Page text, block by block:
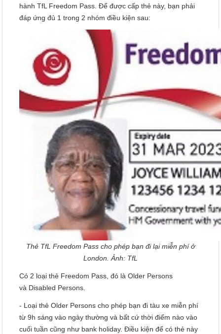
hành TfL Freedom Pass. Để được cấp thẻ này, bạn phải
đáp ứng đủ 1 trong 2 nhóm điều kiện sau:
Thẻ TfL Freedom Pass cho phép bạn đi lại miễn phí ở
London. Ảnh: TfL
Có 2 loại thẻ Freedom Pass, đó là Older Persons
và Disabled Persons.
- Loại thẻ Older Persons cho phép bạn đi tàu xe miễn phí
từ 9h sáng vào ngày thường và bất cứ thời điểm nào vào
cuối tuần cũng như bank holiday. Điều kiện để có thẻ này